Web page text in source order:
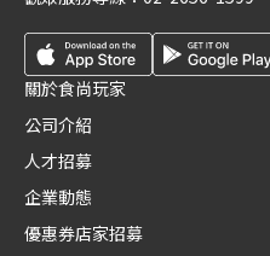
關於食尚玩家
公司介紹
人才招募
企業動態
優惠券店家招募